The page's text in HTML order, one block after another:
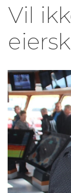
Vil